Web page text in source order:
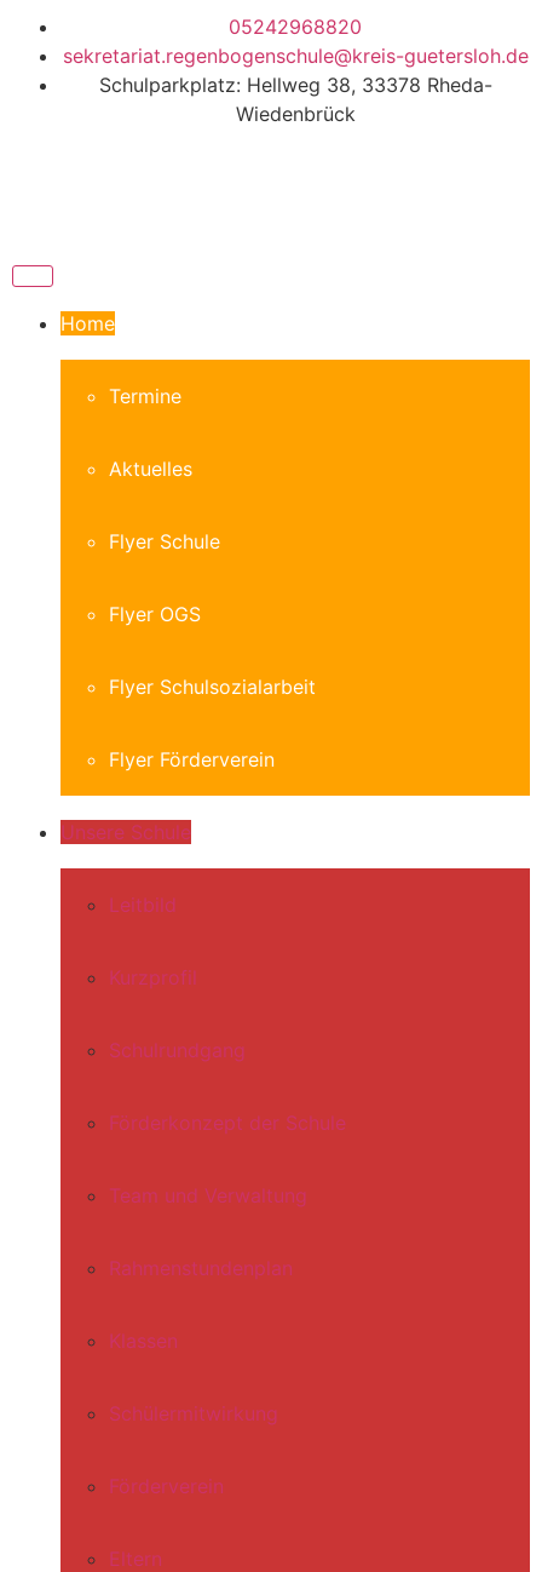
05242968820
sekretariat.regenbogenschule@kreis-guetersloh.de
Schulparkplatz: Hellweg 38, 33378 Rheda-
Wiedenbrück
Home
Termine
Aktuelles
Flyer Schule
Flyer OGS
Flyer Schulsozialarbeit
Flyer Förderverein
Unsere Schule
Leitbild
Kurzprofil
Schulrundgang
Förderkonzept der Schule
Team und Verwaltung
Rahmenstundenplan
Klassen
Schülermitwirkung
Förderverein
Eltern